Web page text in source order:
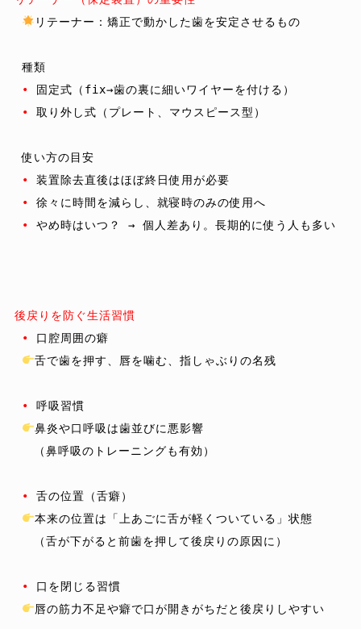
リテーナー：矯正で動かした歯を安定させるもの
種類
•
固定式（fix→歯の裏に細いワイヤーを付ける）
•
取り外し式（プレート、マウスピース型）
使い方の目安
•
装置除去直後はほぼ終日使用が必要
•
徐々に時間を減らし、就寝時のみの使用へ
•
やめ時はいつ？ → 個人差あり。長期的に使う人も多い
後戻りを防ぐ生活習慣
•
口腔周囲の癖
舌で歯を押す、唇を噛む、指しゃぶりの名残
•
呼吸習慣
鼻炎や口呼吸は歯並びに悪影響
（鼻呼吸のトレーニングも有効）
•
舌の位置（舌癖）
本来の位置は「上あごに舌が軽くついている」状態
（舌が下がると前歯を押して後戻りの原因に）
•
口を閉じる習慣
唇の筋力不足や癖で口が開きがちだと後戻りしやすい